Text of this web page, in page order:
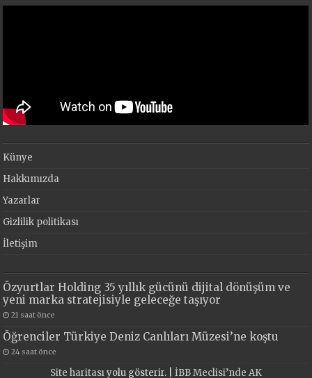
Künye
Hakkımızda
Yazarlar
Gizlilik politikası
İletişim
Özyurtlar Holding 35 yıllık gücünü dijital dönüşüm ve
yeni marka stratejisiyle geleceğe taşıyor
21 saat önce
Öğrenciler Türkiye Deniz Canlıları Müzesi’ne koştu
24 saat önce
Site haritasıyolu gösterir. | İBB Meclisi’nde AK